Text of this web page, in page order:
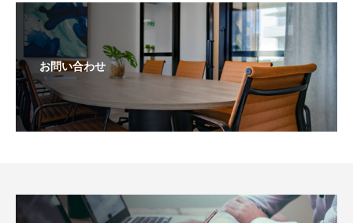
お問い合わせ